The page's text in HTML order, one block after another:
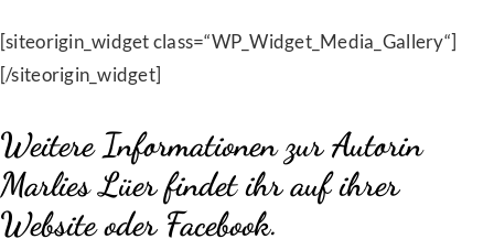
[siteorigin_widget class=“WP_Widget_Media_Gallery“]
[/siteorigin_widget]
Weitere Informationen zur Autorin
Marlies Lüer findet ihr auf ihrer
Websiteoder Facebook.